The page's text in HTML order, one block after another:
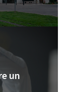
un